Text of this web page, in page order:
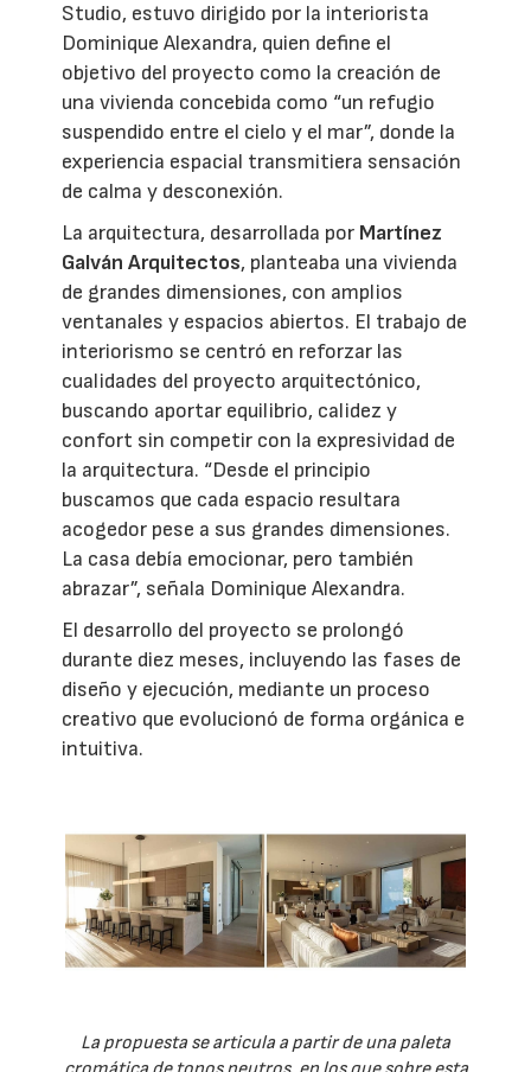
Studio, estuvo dirigido por la interiorista
Dominique Alexandra, quien define el
objetivo del proyecto como la creación de
una vivienda concebida como “un refugio
suspendido entre el cielo y el mar”, donde la
experiencia espacial transmitiera sensación
de calma y desconexión.
La arquitectura, desarrollada por Martínez
Galván Arquitectos, planteaba una vivienda
de grandes dimensiones, con amplios
ventanales y espacios abiertos. El trabajo de
interiorismo se centró en reforzar las
cualidades del proyecto arquitectónico,
buscando aportar equilibrio, calidez y
confort sin competir con la expresividad de
la arquitectura. “Desde el principio
buscamos que cada espacio resultara
acogedor pese a sus grandes dimensiones.
La casa debía emocionar, pero también
abrazar”, señala Dominique Alexandra.
El desarrollo del proyecto se prolongó
durante diez meses, incluyendo las fases de
diseño y ejecución, mediante un proceso
creativo que evolucionó de forma orgánica e
intuitiva.
La propuesta se articula a partir de una paleta